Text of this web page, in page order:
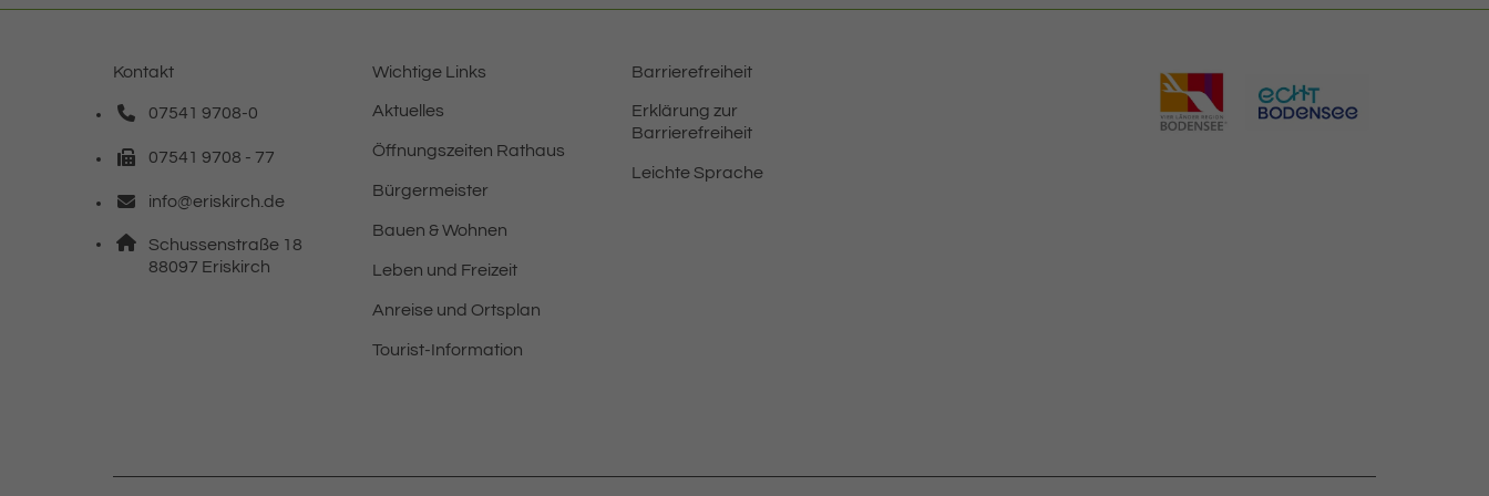
Kontakt
07541 9708-0
Telefonnummer: 0 7 5 4 1 9 7 0 8 0
07541 9708 - 77
Faxnummer: 0 7 5 4 1 9 7 0 8 7 7
info@eriskirch.de
E-Mail Adresse: info@eriskirch.de
Adresse:
Schussenstraße 18
88097 , 8 8 0 9 7
Eriskirch
Wichtige Links
Aktuelles
Öffnungszeiten Rathaus
Bürgermeister
Bauen & Wohnen
Leben und Freizeit
Anreise und Ortsplan
Tourist-Information
Barrierefreiheit
Erklärung zur
Barrierefreiheit
Leichte Sprache